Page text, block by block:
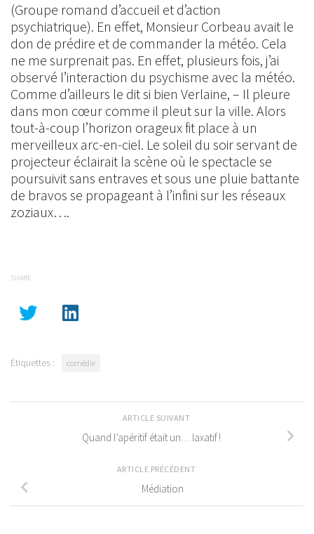
(Groupe romand d’accueil et d’action
psychiatrique). En effet, Monsieur Corbeau avait le
don de prédire et de commander la météo. Cela
ne me surprenait pas. En effet, plusieurs fois, j’ai
observé l’interaction du psychisme avec la météo.
Comme d’ailleurs le dit si bien Verlaine, – Il pleure
dans mon cœur comme il pleut sur la ville. Alors
tout-à-coup l’horizon orageux fit place à un
merveilleux arc-en-ciel. Le soleil du soir servant de
projecteur éclairait la scène où le spectacle se
poursuivit sans entraves et sous une pluie battante
de bravos se propageant à l’infini sur les réseaux
zoziaux….
SHARE
Étiquettes : comédie
ARTICLE SUIVANT
Quand l’apéritif était un… laxatif !
ARTICLE PRÉCÉDENT
Médiation